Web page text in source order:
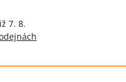
7. 8.